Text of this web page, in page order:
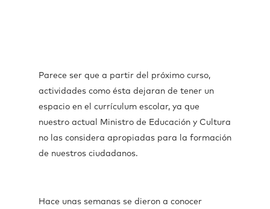
Parece ser que a partir del próximo curso,
actividades como ésta dejaran de tener un
espacio en el currículum escolar, ya que
nuestro actual Ministro de Educación y Cultura
no las considera apropiadas para la formación
de nuestros ciudadanos.
Hace unas semanas se dieron a conocer